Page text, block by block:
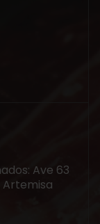
Ave 63
Artemisa